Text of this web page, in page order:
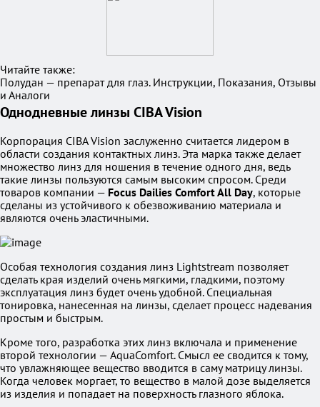
Читайте также:
Полудан — препарат для глаз. Инструкции, Показания, Отзывы
и Аналоги
Однодневные линзы CIBA Vision
Корпорация CIBA Vision заслуженно считается лидером в
области создания контактных линз. Эта марка также делает
множество линз для ношения в течение одного дня, ведь
такие линзы пользуются самым высоким спросом. Среди
товаров компании — Focus Dailies Comfort All Day, которые
сделаны из устойчивого к обезвоживанию материала и
являются очень эластичными.
Особая технология создания линз Lightstream позволяет
сделать края изделий очень мягкими, гладкими, поэтому
эксплуатация линз будет очень удобной. Специальная
тонировка, нанесенная на линзы, сделает процесс надевания
простым и быстрым.
Кроме того, разработка этих линз включала и применение
второй технологии — AquaComfort. Смысл ее сводится к тому,
что увлажняющее вещество вводится в саму матрицу линзы.
Когда человек моргает, то вещество в малой дозе выделяется
из изделия и попадает на поверхность глазного яблока.